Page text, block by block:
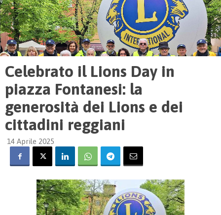
Celebrato il Lions Day in
piazza Fontanesi: la
generosità dei Lions e dei
cittadini reggiani
14 Aprile 2025